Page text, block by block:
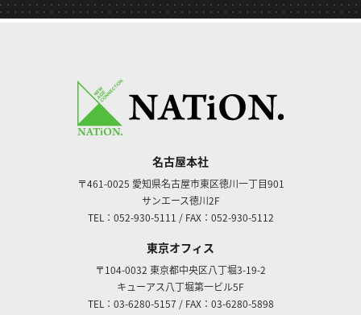
名古屋本社
〒461-0025 愛知県名古屋市東区徳川一丁目901
サンエース徳川2F
TEL：052-930-5111 / FAX：052-930-5112
東京オフィス
〒104-0032 東京都中央区八丁堀3-19-2
キューアス八丁堀第一ビル5F
TEL：03-6280-5157 / FAX：03-6280-5898